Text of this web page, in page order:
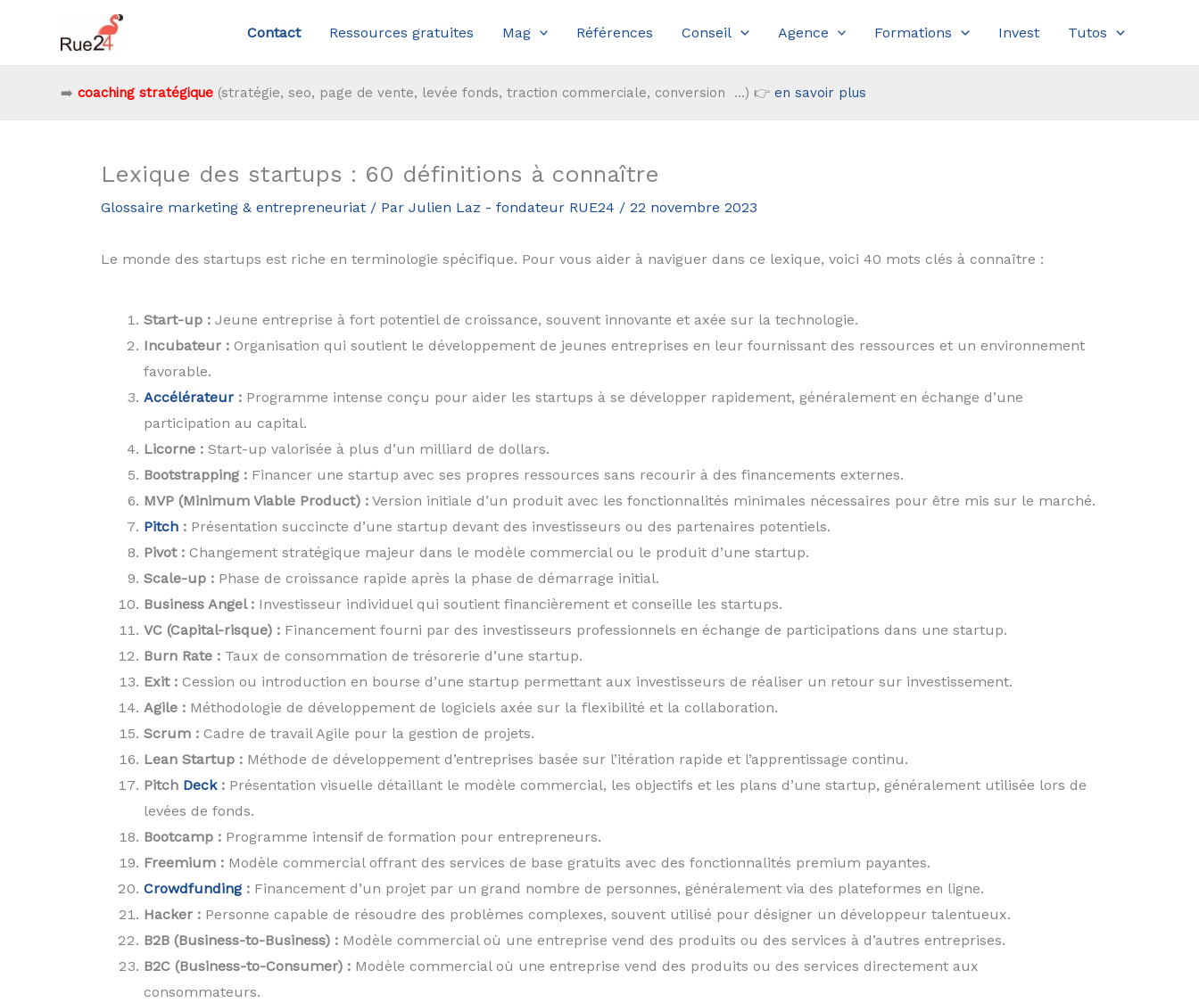
contenu
Contact Ressources gratuites Mag Références Conseil Agence Formations Invest Tutos
➡️ coaching stratégique(stratégie, seo, page de vente, levée fonds, traction commerciale, conversion ...) 👉 en savoir plus
Lexique des startups : 60 définitions à connaître
Glossaire marketing & entrepreneuriat/ Par Julien Laz - fondateur RUE24 / 22 novembre 2023
Le monde des startups est riche en terminologie spécifique. Pour vous aider à naviguer dans ce lexique, voici 40 mots clés à connaître :
Start-up :Jeune entreprise à fort potentiel de croissance, souvent innovante et axée sur la technologie.
Incubateur :Organisation qui soutient le développement de jeunes entreprises en leur fournissant des ressources et un environnement
favorable.
Accélérateur :Programme intense conçu pour aider les startups à se développer rapidement, généralement en échange d’une
participation au capital.
Licorne :Start-up valorisée à plus d’un milliard de dollars.
Bootstrapping :Financer une startup avec ses propres ressources sans recourir à des financements externes.
MVP (Minimum Viable Product) :Version initiale d’un produit avec les fonctionnalités minimales nécessaires pour être mis sur le marché.
Pitch:Présentation succincte d’une startup devant des investisseurs ou des partenaires potentiels.
Pivot :Changement stratégique majeur dans le modèle commercial ou le produit d’une startup.
Scale-up :Phase de croissance rapide après la phase de démarrage initial.
Business Angel :Investisseur individuel qui soutient financièrement et conseille les startups.
VC (Capital-risque) :Financement fourni par des investisseurs professionnels en échange de participations dans une startup.
Burn Rate :Taux de consommation de trésorerie d’une startup.
Exit :Cession ou introduction en bourse d’une startup permettant aux investisseurs de réaliser un retour sur investissement.
Agile :Méthodologie de développement de logiciels axée sur la flexibilité et la collaboration.
Scrum :Cadre de travail Agile pour la gestion de projets.
Lean Startup :Méthode de développement d’entreprises basée sur l’itération rapide et l’apprentissage continu.
Pitch Deck :Présentation visuelle détaillant le modèle commercial, les objectifs et les plans d’une startup, généralement utilisée lors de
levées de fonds.
Bootcamp :Programme intensif de formation pour entrepreneurs.
Freemium :Modèle commercial offrant des services de base gratuits avec des fonctionnalités premium payantes.
Crowdfunding:Financement d’un projet par un grand nombre de personnes, généralement via des plateformes en ligne.
Hacker :Personne capable de résoudre des problèmes complexes, souvent utilisé pour désigner un développeur talentueux.
B2B (Business-to-Business) :Modèle commercial où une entreprise vend des produits ou des services à d’autres entreprises.
B2C (Business-to-Consumer) :Modèle commercial où une entreprise vend des produits ou des services directement aux
consommateurs.